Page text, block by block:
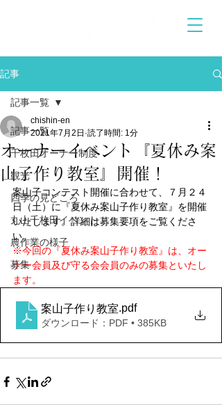
記事
記事一覧
千枚田オーナー制度
観光
四季の見どころ
丸山千枚田イベント
農作業の様子
募集
記事一覧
オーナーイベント『夏休み案
山子作り教室』開催！
chishin-en
2021年7月2日 読了時間: 1分
案山子コンテスト開催に合わせて、７月２４
日（土）に『夏休み案山子作り教室』を開催
いたします。詳細は募集要項をご覧くださ
い。
※今回の『夏休み案山子作り教室』は、オー
ナー会員及び守る会会員のみの募集といたし
ます。
案山子作り教室.pdf
ダウンロード：PDF • 385KB